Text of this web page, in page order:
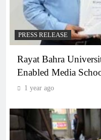
PRESS RELEASE
Rayat Bahra
Enabled Media
1 year ago